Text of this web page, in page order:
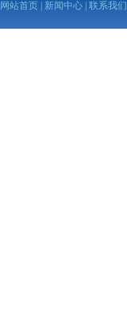
网站首页 新闻中心 联系我们